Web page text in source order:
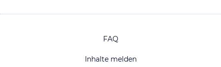
FAQ
Inhalte melden